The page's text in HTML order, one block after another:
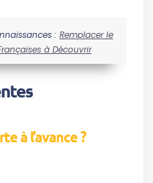
: Remplacer le
à Découvrir
à l’avance ?